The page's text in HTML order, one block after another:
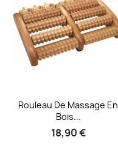
Aperçu rapide
Rouleau De Massage En
Bois...
18,90 €